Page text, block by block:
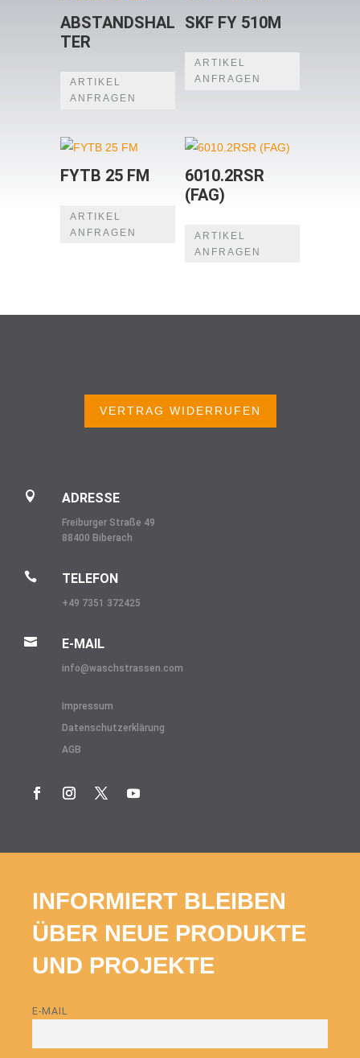
ABSTANDSHAL
TER
ARTIKEL
ANFRAGEN
SKF FY 510M
ARTIKEL
ANFRAGEN
FYTB 25 FM
ARTIKEL
ANFRAGEN
6010.2RSR
(FAG)
ARTIKEL
ANFRAGEN
VERTRAG WIDERRUFEN
 ADRESSE
Freiburger Straße 49
88400 Biberach
 TELEFON
+49 7351 372425
 E-MAIL
info@waschstrassen.com
Impressum
Datenschutzerklärung
AGB
INFORMIERT BLEIBEN
ÜBER NEUE PRODUKTE
UND PROJEKTE
E-MAIL